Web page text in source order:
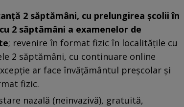
2 săptămâni, cu prelungirea școlii în
2 săptămâni a examenelor de
; revenire în format fizic în localitățile cu
2 săptămâni, cu continuare online
ar face învățământul preșcolar și
fizic.
nazală (neinvazivă), gratuită,